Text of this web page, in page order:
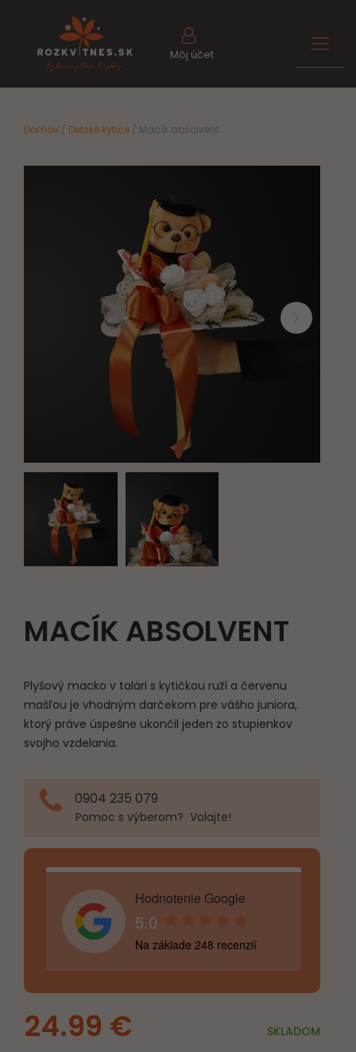
Môj účet
Domov / Detské kytice / Macík absolvent
MACÍK ABSOLVENT
Plyšový macko v talári s kytičkou ruží a červenu
mašľou je vhodným darčekom pre vášho juniora,
ktorý práve úspešne ukončil jeden zo stupienkov
svojho vzdelania.
0904 235 079
Pomoc s výberom? Volajte!
Hodnotenie Google
5.0
Na základe 248 recenzií
24.99 € SKLADOM